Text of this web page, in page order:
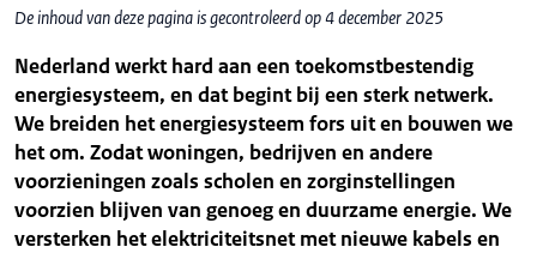
De inhoud van deze pagina is gecontroleerd op 4 december 2025
Nederland werkt hard aan een toekomstbestendig
energiesysteem, en dat begint bij een sterk netwerk.
We breiden het energiesysteem fors uit en bouwen we
het om. Zodat woningen, bedrijven en andere
voorzieningen zoals scholen en zorginstellingen
voorzien blijven van genoeg en duurzame energie. We
versterken het elektriciteitsnet met nieuwe kabels en